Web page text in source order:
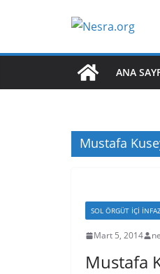
ANA
Mustafa
SOL ÖRGÜT İÇI
Mart 5, 2014
Mustafa